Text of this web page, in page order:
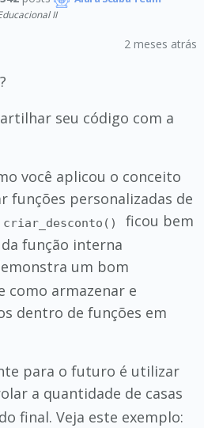
II
2 meses atrás
seu código com a
você aplicou o conceito
funções personalizadas de
criar_desconto()
ficou bem
função interna
um bom
como armazenar e
dentro de funções em
para o futuro é utilizar
a quantidade de casas
final. Veja este exemplo: